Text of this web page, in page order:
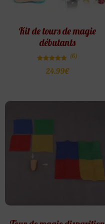
Kit de tours de magie
débutants
4.83
(6)
24.99€